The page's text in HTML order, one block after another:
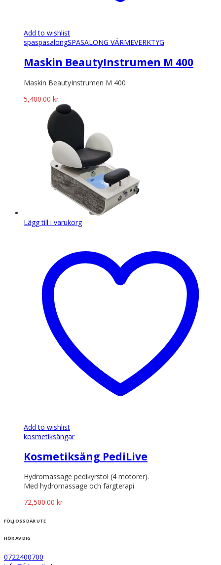
Add to wishlist
spaspasalongSPASALONG VÄRMEVERKTYG
Maskin BeautyInstrumen M 400
Maskin BeautyInstrumen M 400
5,400.00 kr
Lägg till i varukorg
Add to wishlist
kosmetiksängar
Kosmetiksäng PediLive
Hydromassage pedikyrstol (4 motorer).
Med hydromassage och färgterapi
72,500.00 kr
FÖLJ OSS DÄR UTE
HÖR AV DIG
0722400700